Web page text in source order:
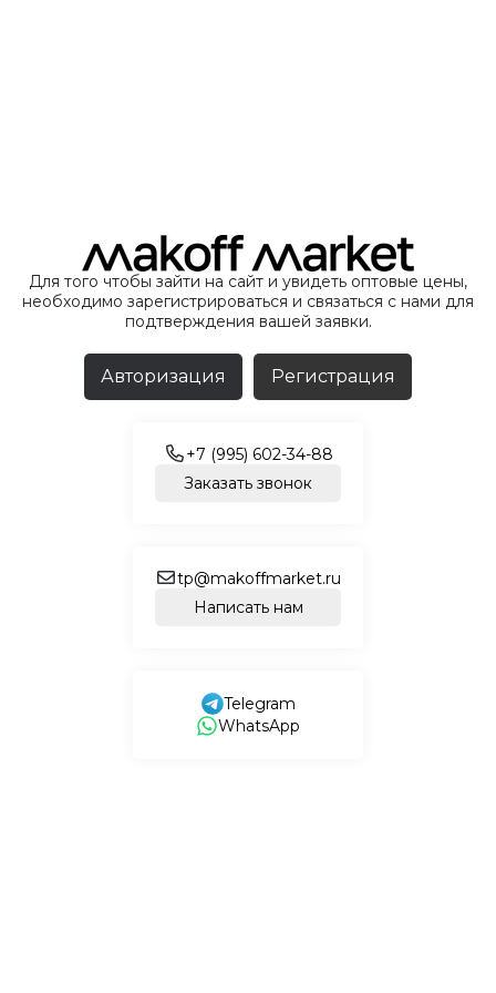
Для того чтобы зайти на сайт и увидеть оптовые цены,
необходимо зарегистрироваться и связаться с нами для
подтверждения вашей заявки.
Авторизация Регистрация
+7 (995) 602-34-88
Заказать звонок
tp@makoffmarket.ru
Написать нам
Telegram
WhatsApp